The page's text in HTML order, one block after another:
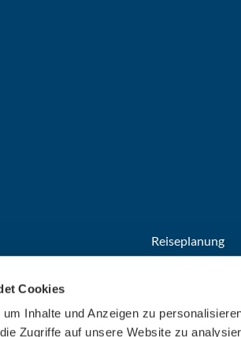
Cookies
Inhalte und Anzeigen zu
Zugriffe auf unsere Website zu
Reiseplanung
Welcome Cards​​​​​​​